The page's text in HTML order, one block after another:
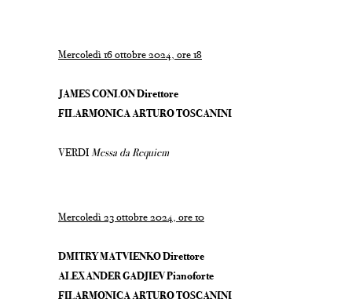
Mercoledì 16 ottobre 2024, ore 18
JAMES CONLON Direttore
FILARMONICA ARTURO TOSCANINI
VERDIMessa da Requiem
Mercoledì 23 ottobre 2024, ore 10
DMITRY MATVIENKO Direttore
ALEXANDER GADJIEV Pianoforte
FILARMONICA ARTURO TOSCANINI